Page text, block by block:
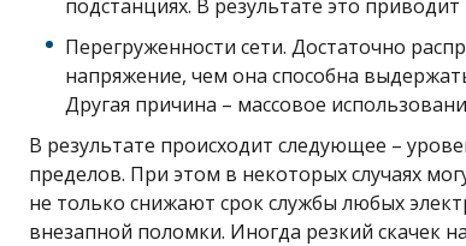
подстанциях. В результате это
Перегруженности сети. Достаточно
напряжение, чем она способна
Другая причина – массовое
В результате происходит следующее –
пределов. При этом в некоторых случаях
не только снижают срок службы любых
внезапной поломки. Иногда резкий скачек